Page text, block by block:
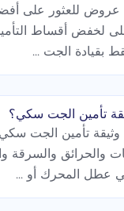
عروض للعثور على
لخفض أقساط
بقيادة الجت ...
تأمين الجت سكي؟
وثيقة تأمين الجت سكي
والحرائق والسرقة
عطل المحرك أو ...